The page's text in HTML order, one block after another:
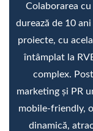
Colaborarea cu
durează de 10
proiecte, cu
întâmplat la
complex.
marketing și PR
mobile-friendly,
dinamică,